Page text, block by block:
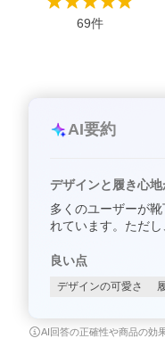
69件
AI要約
デザインと履き心
多くのユーザーが
れています。ただ
良い点
デザインの可愛さ
AI回答の正確性や商品の効